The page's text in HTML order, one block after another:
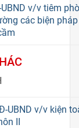
v/v tiêm
các biện
UBND v/v kiện
II